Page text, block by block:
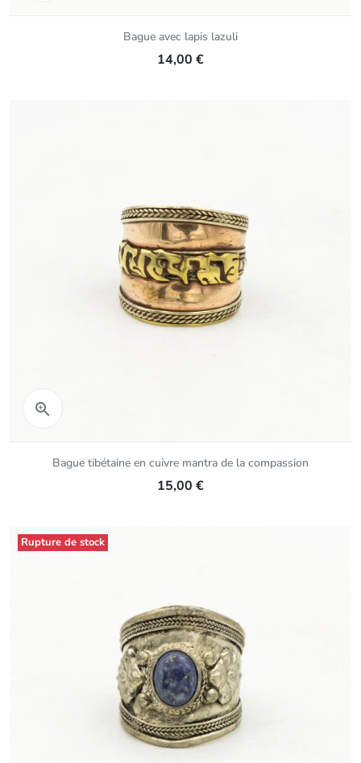
Bague avec lapis lazuli
14,00 €

Bague tibétaine en cuivre mantra de la compassion
15,00 €
Rupture de stock